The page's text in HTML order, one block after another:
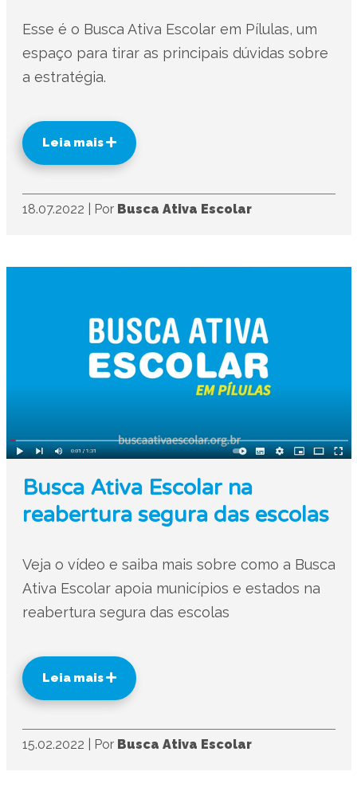
Esse é o Busca Ativa Escolar em Pílulas, um
espaço para tirar as principais dúvidas sobre
a estratégia.
Leia mais
18.07.2022 Por Busca Ativa Escolar
Busca Ativa Escolar na
reabertura segura das escolas
Veja o vídeo e saiba mais sobre como a Busca
Ativa Escolar apoia municípios e estados na
reabertura segura das escolas
Leia mais
15.02.2022 Por Busca Ativa Escolar